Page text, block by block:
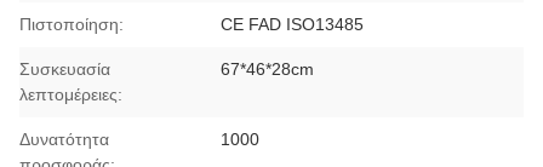
Πιστοποίηση: CE FAD ISO13485
Συσκευασία
λεπτομέρειες:
67*46*28cm
Δυνατότητα
1000